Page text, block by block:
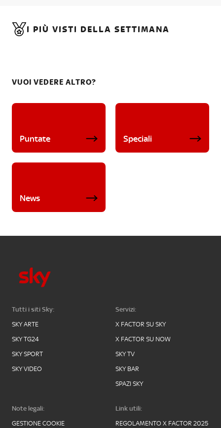
I PIÙ VISTI DELLA SETTIMANA
VUOI VEDERE ALTRO?
Puntate Speciali
News
Tutti i siti Sky:
SKY ARTE
SKY TG24
SKY SPORT
SKY VIDEO
Servizi:
X FACTOR SU SKY
X FACTOR SU NOW
SKY TV
SKY BAR
SPAZI SKY
Note legali:
GESTIONE COOKIE
Link utili:
REGOLAMENTO X FACTOR 2025